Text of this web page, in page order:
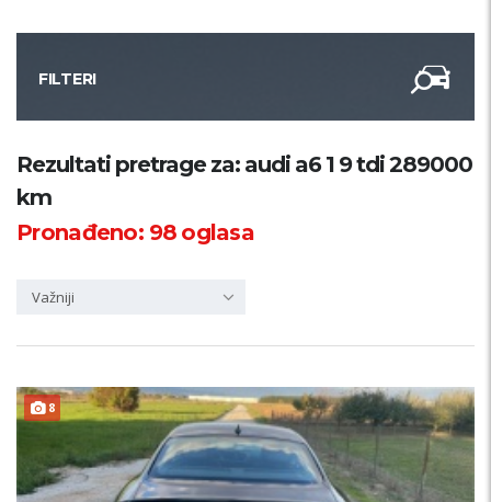
FILTERI
Kategorija
Županija
Rezultati pretrage za: audi a6 1 9 tdi 289000
km
Pronađeno: 98oglasa
Važniji
8